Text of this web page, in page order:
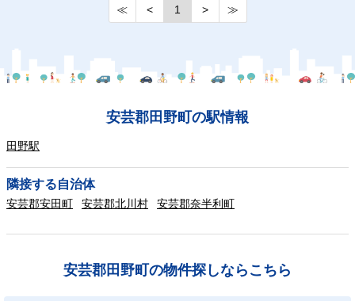
≪ < 1 > ≫
安芸郡田野町の駅情報
田野駅
隣接する自治体
安芸郡安田町 安芸郡北川村 安芸郡奈半利町
安芸郡田野町の物件探しならこちら